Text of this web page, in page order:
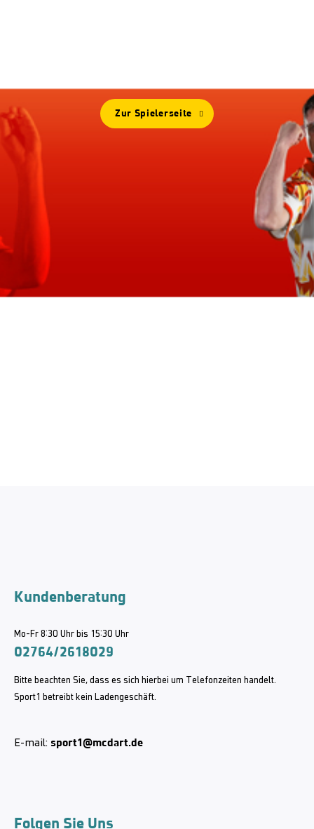
Zur Spielerseite
Kundenberatung
Mo-Fr 8:30 Uhr bis 15:30 Uhr
02764/2618029
Bitte beachten Sie, dass es sich hierbei um Telefonzeiten handelt.
Sport1 betreibt kein Ladengeschäft.
E-mail: sport1@mcdart.de
Folgen Sie Uns